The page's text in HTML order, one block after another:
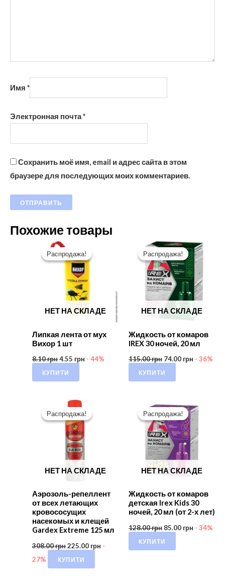
Имя *
Электронная почта*
Сохранить моё имя, email и адрес сайта в этом
браузере для последующих моих комментариев.
Похожие товары
Распродажа!
НЕТ НА СКЛАДЕ
Распродажа!
Липкая лента от мух
Вихор 1 шт
8.10грн 4.55 грн - 44%
КУПИТИ
Распродажа!
НЕТ НА СКЛАДЕ
Распродажа!
Жидкость от комаров
IREX 30 ночей, 20 мл
115.00грн 74.00 грн - 36%
КУПИТИ
Распродажа!
НЕТ НА СКЛАДЕ
Распродажа!
Аэрозоль-репеллент
от всех летающих
кровососущих
насекомых и клещей
Gardex Extreme 125 мл
308.00грн 225.00 грн -
27%
КУПИТИ
Распродажа!
НЕТ НА СКЛАДЕ
Распродажа!
Жидкость от комаров
детская Irex Kids 30
ночей, 20 мл (от 2-х лет)
128.00грн 85.00 грн - 34%
КУПИТИ